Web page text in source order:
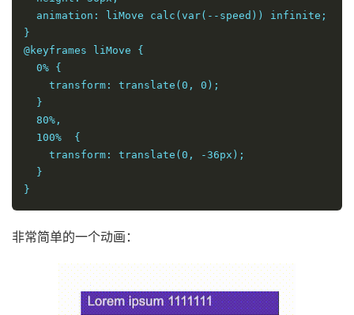
  animation: liMove calc(var(--speed)) infinite;
}
@keyframes liMove {
  0% {
transform: translate(0, 0);
  }
  80%,
  100%  {
transform: translate(0, -36px);
  }
}
非常简单的一个动画：